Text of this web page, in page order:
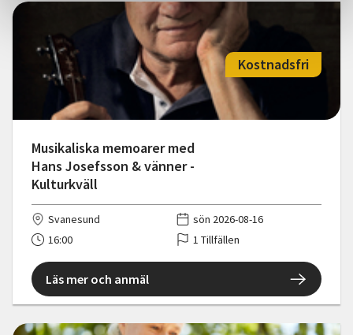
Musikaliska memoarer med
Hans Josefsson & vänner -
Kulturkväll
Kostnadsfri
Svanesund
sön 2026-08-16
16:00
1 Tillfällen
Läs mer och anmäl